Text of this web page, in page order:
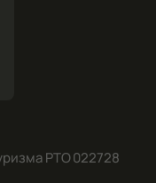
РТО 022728